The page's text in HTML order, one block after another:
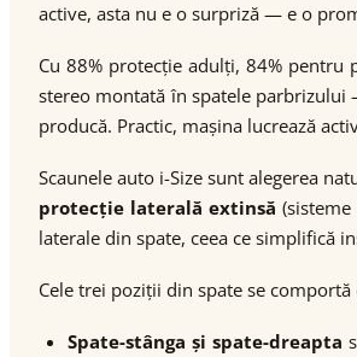
active, asta nu e o surpriză — e o
Cu 88% protecție adulți, 84% pentru
stereo montată în spatele parbrizului
producă. Practic, mașina lucrează
Scaunele auto i-Size sunt alegerea
protecție laterală extinsă
laterale din spate, ceea ce simplifică
Cele trei poziții din spate se
Spate-stânga și spate-dreapta